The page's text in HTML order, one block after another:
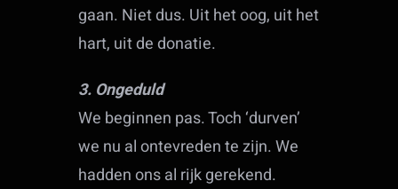
gaan. Niet dus. Uit het oog, uit het
hart, uit de donatie.
3. Ongeduld
We beginnen pas. Toch ‘durven’
we nu al ontevreden te zijn. We
hadden ons al rijk gerekend.